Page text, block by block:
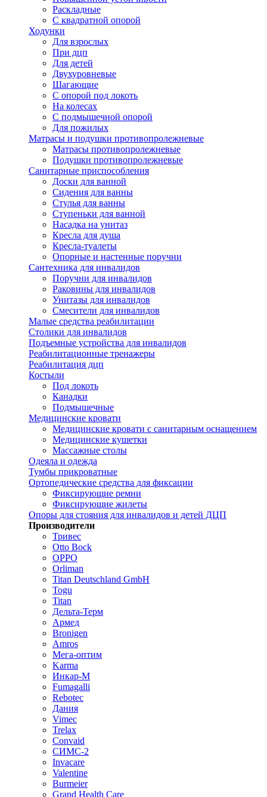
Раскладные
С квадратной опорой
Ходунки
Для взрослых
При дцп
Для детей
Двухуровневые
Шагающие
С опорой под локоть
На колесах
С подмышечной опорой
Для пожилых
Матрасы и подушки противопролежневые
Матрасы противопролежневые
Подушки противопролежневые
Санитарные приспособления
Доски для ванной
Сидения для ванны
Стулья для ванны
Ступеньки для ванной
Насадка на унитаз
Кресла для душа
Кресла-туалеты
Опорные и настенные поручни
Сантехника для инвалидов
Поручни для инвалидов
Раковины для инвалидов
Унитазы для инвалидов
Смесители для инвалидов
Малые средства реабилитации
Столики для инвалидов
Подъемные устройства для инвалидов
Реабилитационные тренажеры
Реабилитация дцп
Костыли
Под локоть
Канадки
Подмышечные
Медицинские кровати
Медицинские кровати с санитарным оснащением
Медицинские кушетки
Массажные столы
Одеяла и одежда
Тумбы прикроватные
Ортопедические средства для фиксации
Фиксирующие ремни
Фиксирующие жилеты
Опоры для стояния для инвалидов и детей ДЦП
Производители
Тривес
Otto Bock
OPPO
Orliman
Titan Deutschland GmbH
Togu
Titan
Дельта-Терм
Армед
Bronigen
Amros
Мега-оптим
Karma
Инкар-М
Fumagalli
Rebotec
Дания
Vimec
Trelax
Convaid
СИМС-2
Invacare
Valentine
Burmeier
Grand Health Care